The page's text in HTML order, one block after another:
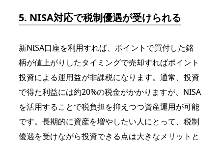
5. NISA対応で税制優遇が受けられる
新NISA口座を利用すれば、ポイントで買付した銘
柄が値上がりしたタイミングで売却すればポイント
投資による運用益が非課税になります。通常、投資
で得た利益には約20%の税金がかかりますが、NISA
を活用することで税負担を抑えつつ資産運用が可能
です。長期的に資産を増やしたい人にとって、税制
優遇を受けながら投資できる点は大きなメリットと